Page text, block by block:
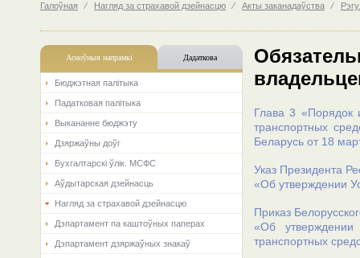
Галоўная ⁄ Нагляд за страхавой дзейнасцю ⁄ Акты заканадаўства ⁄
Асноўныя напрамкi Дадаткова
Бюджэтная палiтыка
Падатковая палітыка
Выкананне бюджэту
Дзяржаўны доўг
Бухгалтарскі ўлік. МСФС
Аўдытарская дзейнасць
Нагляд за страхавой дзейнасцю
Дэпартамент па каштоўных паперах
Дэпартамент дзяржаўных знакаў
Глава 3 «Порядок
транспортных
Беларусь от 18
Указ Президента
«Об утверждении
Приказ
«Об утверждении
транспортных